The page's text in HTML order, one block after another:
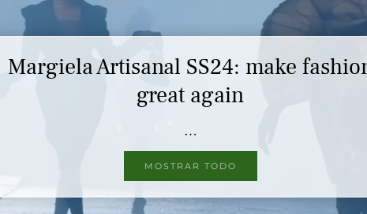
Margiela Artisanal SS24: make
great again
…
MOSTRAR TODO